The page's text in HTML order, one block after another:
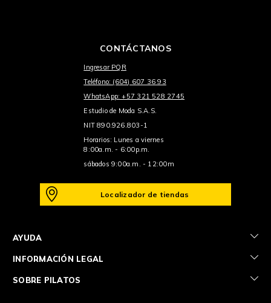
CONTÁCTANOS
Ingresar PQR
Teléfono: (604) 607 36 93
WhatsApp: +57 321 528 2745
Estudio de Moda S.A.S.
NIT 890.926.803-1
Horarios: Lunes a viernes
8:00a.m. - 6:00p.m.
sábados 9:00a.m. - 12:00m
Localizador de tiendas
AYUDA +
INFORMACIÓN LEGAL +
SOBRE PILATOS +